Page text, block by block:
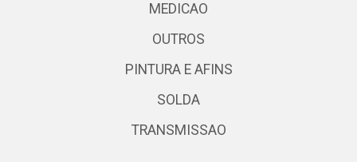
MEDICAO
OUTROS
PINTURA E AFINS
SOLDA
TRANSMISSAO